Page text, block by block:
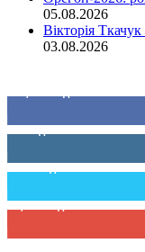
05.08.2026
Вікторія
03.08.2026
0 Підписників
234 Підписників
9,370 Підписників